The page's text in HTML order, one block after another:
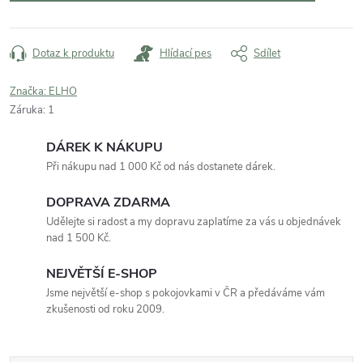
Dotaz k produktu Hlídací pes Sdílet
Značka: ELHO
Záruka: 1
DÁREK K NÁKUPU
Při nákupu nad 1 000 Kč od nás dostanete dárek.
DOPRAVA ZDARMA
Udělejte si radost a my dopravu zaplatíme za vás u objednávek
nad 1 500 Kč.
NEJVĚTŠÍ E-SHOP
Jsme největší e-shop s pokojovkami v ČR a předáváme vám
zkušenosti od roku 2009.